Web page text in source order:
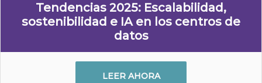
Tendencias 2025: Escalabilidad,
sostenibilidad e IA en los centros de
datos
LEER AHORA